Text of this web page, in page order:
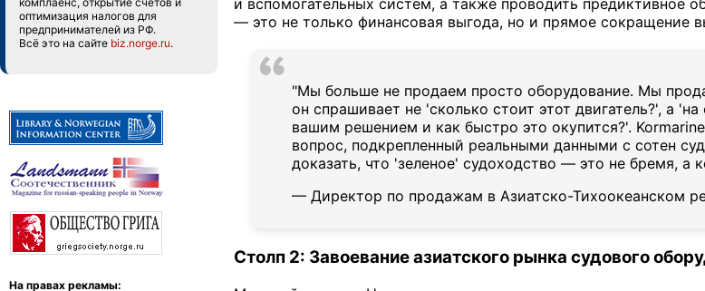
оптимизация налогов для
предпринимателей из РФ.
Всё это на сайте biz.norge.ru.
На правах рекламы:
и вспомогательных систем, а также проводить предиктивное
— это не только финансовая выгода, но и прямое сокращение
"Мы больше не продаем просто оборудование. Мы
он спрашивает не 'сколько стоит этот двигатель?', а
вашим решением и как быстро это окупится?'.
вопрос, подкрепленный реальными данными с сотен
доказать, что 'зеленое' судоходство — это не бремя, а
— Директор по продажам в Азиатско-Тихоокеанском
Столп 2: Завоевание азиатского рынка судового